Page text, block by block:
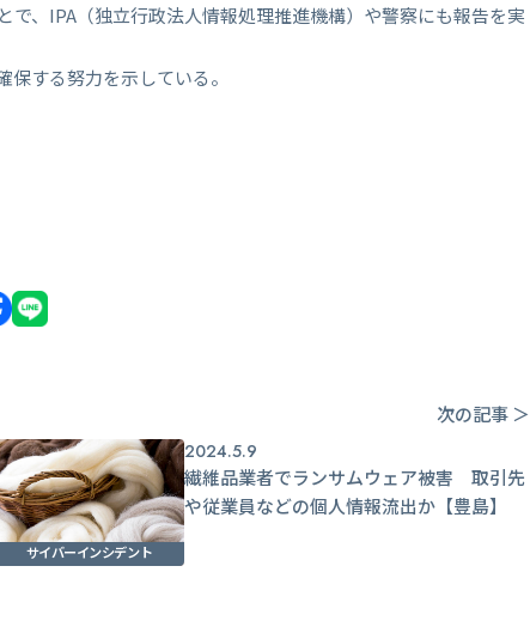
、IPA（独立行政法人情報処理推進機構）や警察にも報告を実
する努力を示している。
次の記事 ＞
サイバーインシデント
2024.5.9
繊維品業者でランサムウェア被害 取引先
や従業員などの個人情報流出か【豊島】